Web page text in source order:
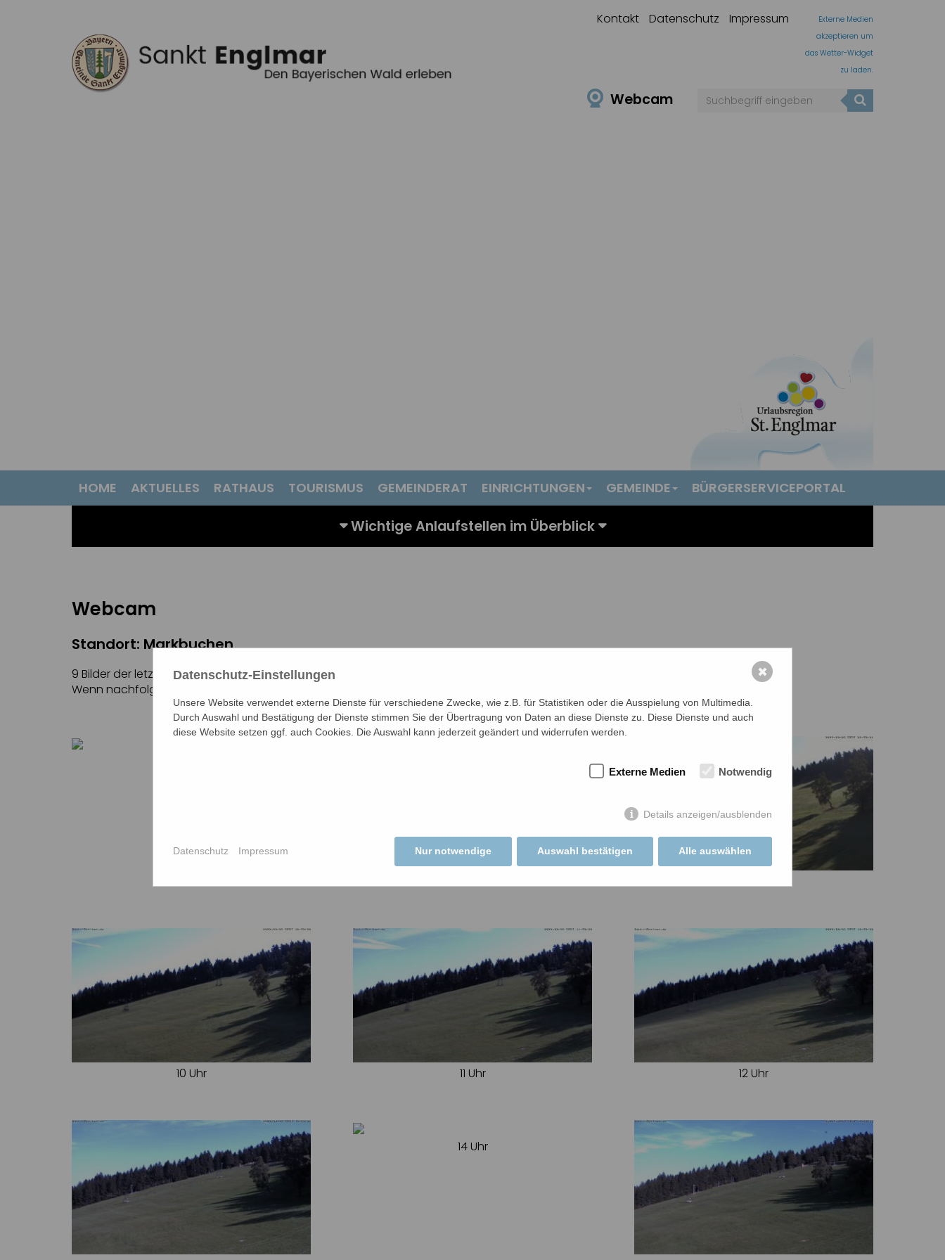
Kontakt Datenschutz Impressum
Externe Medien
akzeptieren um
das Wetter-Widget
zu laden.
Webcam
HOME AKTUELLES RATHAUS TOURISMUS GEMEINDERAT EINRICHTUNGEN GEMEINDE BÜRGERSERVICEPORTAL
Webcam
Standort: Markbuchen
9 Bilder der letzten 24 Stunden.
Wenn nachfolgend angeführte Uhrzeit heute noch nicht erreicht ist, zeigen diese Bilder den Vortag.
10 Uhr 11 Uhr 12 Uhr
14 Uhr
Datenschutz-Einstellungen
Unsere Website verwendet externe Dienste für verschiedene Zwecke, wie z.B. für Statistiken oder die Ausspielung von Multimedia.
Durch Auswahl und Bestätigung der Dienste stimmen Sie der Übertragung von Daten an diese Dienste zu. Diese Dienste und auch
diese Website setzen ggf. auch Cookies. Die Auswahl kann jederzeit geändert und widerrufen werden.
Externe Medien Notwendig
Details anzeigen/ausblenden
Nur notwendige Auswahl bestätigen Alle auswählen
Datenschutz Impressum
✖